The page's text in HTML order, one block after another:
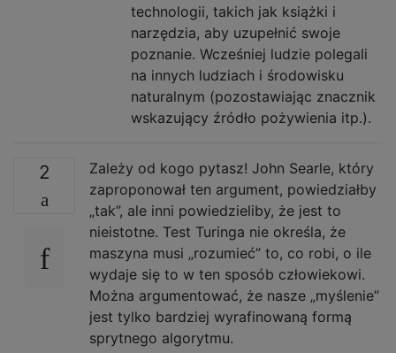
technologii, takich jak książki i
narzędzia, aby uzupełnić swoje
poznanie. Wcześniej ludzie polegali
na innych ludziach i środowisku
naturalnym (pozostawiając znacznik
wskazujący źródło pożywienia itp.).
2
Zależy od kogo pytasz! John Searle, który
zaproponował ten argument, powiedziałby
„tak”, ale inni powiedzieliby, że jest to
nieistotne. Test Turinga nie określa, że ​​
maszyna musi „rozumieć” to, co robi, o ile
wydaje się to w ten sposób człowiekowi.
Można argumentować, że nasze „myślenie”
jest tylko bardziej wyrafinowaną formą
sprytnego algorytmu.